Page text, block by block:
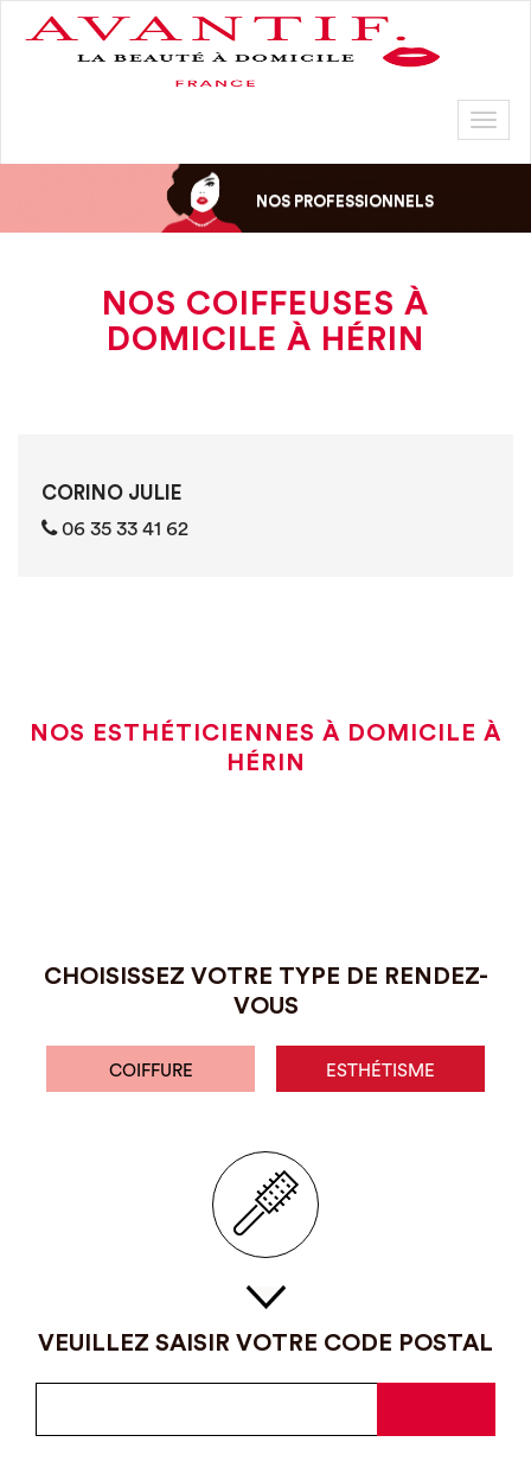
NOS PROFESSIONNELS
NOS COIFFEUSES À
DOMICILE À HÉRIN
CORINO JULIE
‭06 35 33 41 62‬
NOS ESTHÉTICIENNES À DOMICILE À
HÉRIN
CHOISISSEZ VOTRE TYPE DE RENDEZ-
VOUS
COIFFURE ESTHÉTISME
VEUILLEZ SAISIR VOTRE CODE POSTAL